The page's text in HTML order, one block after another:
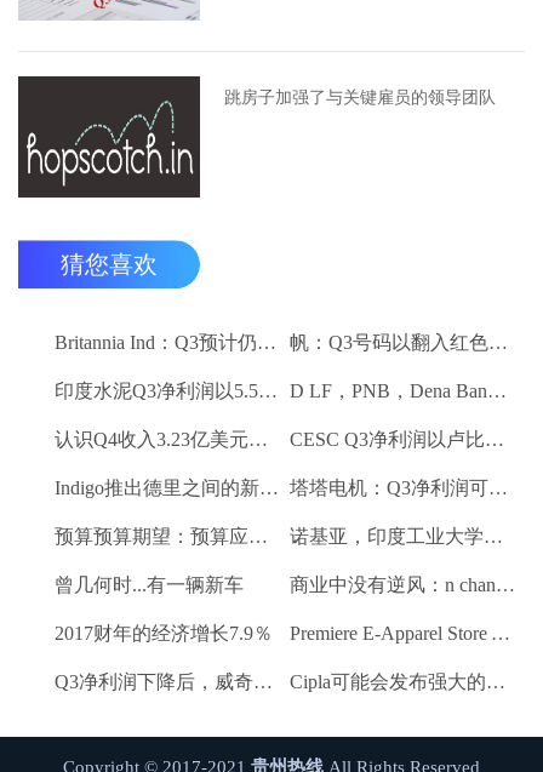
跳房子加强了与关键雇员的领导团队
猜您喜欢
Britannia Ind：Q3预计仍然保持强劲 帆：Q3号码以翻入红色领域
印度水泥Q3净利润以5.5卢比;销量下降10.3％ D LF，PNB，Dena Bank达到52周低
认识Q4收入3.23亿美元VS $ 3.18 BN（QOQ） CESC Q3净利润以卢比。112亿卢比
Indigo推出德里之间的新航班到昌迪加尔和斋浦尔到浦那路线 塔塔电机：Q3净利润可能会落下
预算预算期望：预算应该有一些有利的改革电子商务 诺基亚，印度工业大学研究所 - 马德拉斯促进印度农村的宽带连接
曾几何时...有一辆新车 商业中没有逆风：n chandrasekaran，tcs
2017财年的经济增长7.9％ Premiere E-Apparel Store Yellowfashion.in Forays进入Srilanka
Q3净利润下降后，威奇庄园项目下跌6.7％ Cipla可能会发布强大的Q3收益
Copyright © 2017-2021 贵州热线 All Rights Reserved